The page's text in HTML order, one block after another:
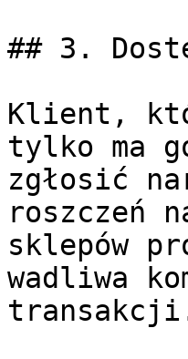
## 3.
Klient,
tylko ma
zgłosić
roszczeń
sklepów
wadliwa